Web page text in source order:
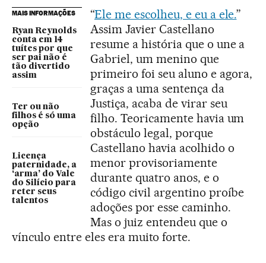
MAIS INFORMAÇÕES
Ryan Reynolds
conta em 14
tuítes por que
ser pai não é
tão divertido
assim
Ter ou não
filhos é só uma
opção
Licença
paternidade, a
‘arma’ do Vale
do Silício para
reter seus
talentos
“Ele me escolheu, e eu a ele.”
Assim Javier Castellano
resume a história que o une a
Gabriel, um menino que
primeiro foi seu aluno e agora,
graças a uma sentença da
Justiça, acaba de virar seu
filho. Teoricamente havia um
obstáculo legal, porque
Castellano havia acolhido o
menor provisoriamente
durante quatro anos, e o
código civil argentino proíbe
adoções por esse caminho.
Mas o juiz entendeu que o
vínculo entre eles era muito forte.